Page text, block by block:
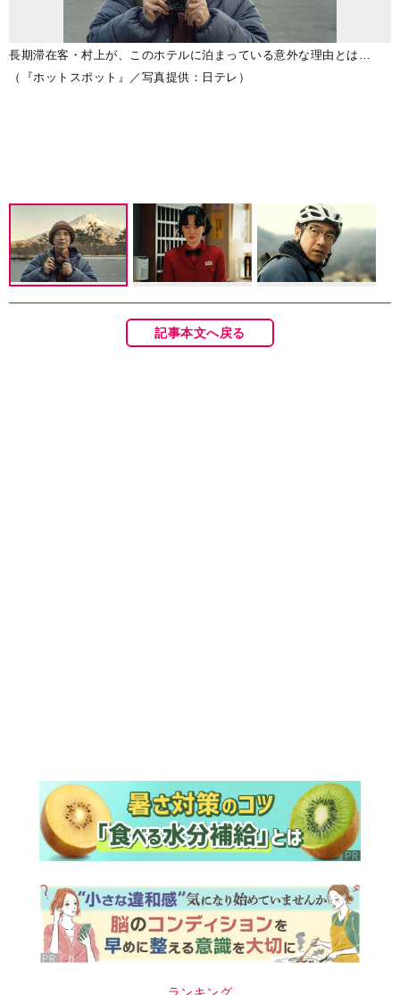
長期滞在客・村上が、このホテルに泊まっている意外な理由とは…
（『ホットスポット』／写真提供：日テレ）
【もうムリ！ご近所姑】「こんなもん捨
ててまえ！」おばさんに怒鳴られ、傷つ
く息子。私たちが取った行動は…【第3
話】
『Tシャツが乾くまで』第5話予告。心を
許しあう咲子と樹生。「もうすぐ一周忌
なんでそれが過ぎたら…」＜ネタバレあ
り＞
明日の『風、薫る』あらすじ。りん、直